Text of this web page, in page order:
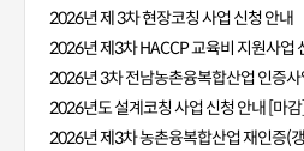
2026년 제 3차 현장코칭 사업 신청 안내
2026년도 설계코칭 사업 신청 안내 [마감]